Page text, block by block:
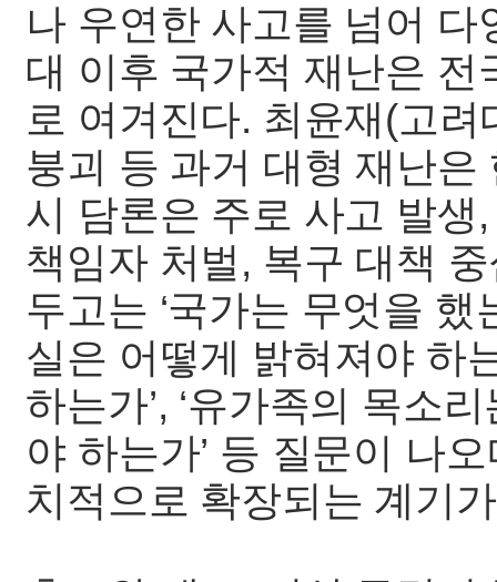
나 우연한 사고를 넘어
대 이후 국가적 재난은
로 여겨진다. 최윤재(고려
붕괴 등 과거 대형 재난
시 담론은 주로 사고 발생
책임자 처벌, 복구 대책
두고는 ‘국가는 무엇을 했
실은 어떻게 밝혀져야 하
하는가’, ‘유가족의 목소
야 하는가’ 등 질문이 나
치적으로 확장되는 계기